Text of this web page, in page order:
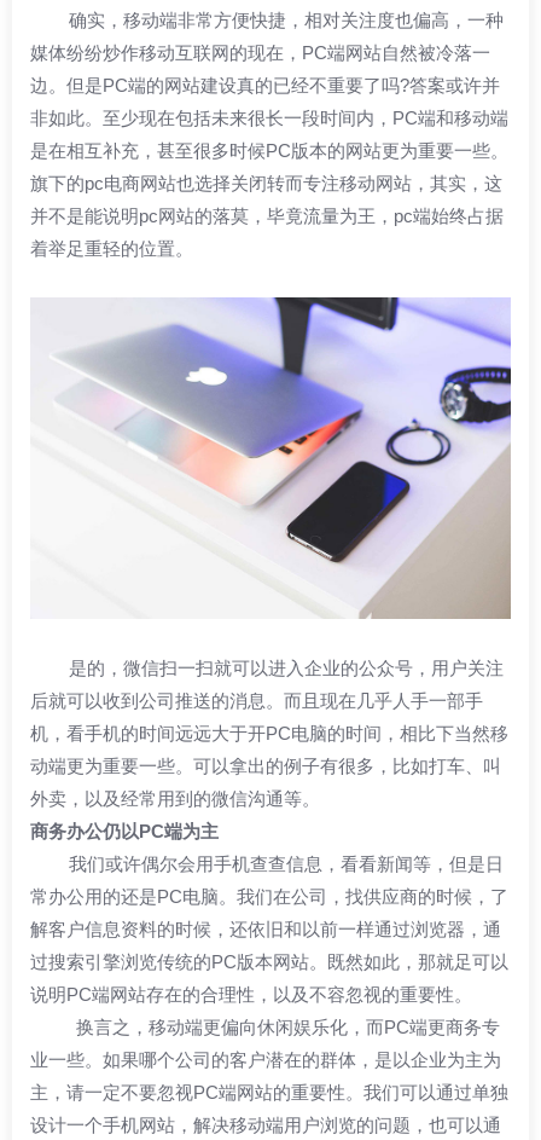
确实，移动端非常方便快捷，相对关注度也偏高，一种
媒体纷纷炒作移动互联网的现在，PC端网站自然被冷落一
边。但是PC端的网站建设真的已经不重要了吗?答案或许并
非如此。至少现在包括未来很长一段时间内，PC端和移动端
是在相互补充，甚至很多时候PC版本的网站更为重要一些。
旗下的pc电商网站也选择关闭转而专注移动网站，其实，这
并不是能说明pc网站的落莫，毕竟流量为王，pc端始终占据
着举足重轻的位置。
是的，微信扫一扫就可以进入企业的公众号，用户关注
后就可以收到公司推送的消息。而且现在几乎人手一部手
机，看手机的时间远远大于开PC电脑的时间，相比下当然移
动端更为重要一些。可以拿出的例子有很多，比如打车、叫
外卖，以及经常用到的微信沟通等。
商务办公仍以PC端为主
我们或许偶尔会用手机查查信息，看看新闻等，但是日
常办公用的还是PC电脑。我们在公司，找供应商的时候，了
解客户信息资料的时候，还依旧和以前一样通过浏览器，通
过搜索引擎浏览传统的PC版本网站。既然如此，那就足可以
说明PC端网站存在的合理性，以及不容忽视的重要性。
换言之，移动端更偏向休闲娱乐化，而PC端更商务专
业一些。如果哪个公司的客户潜在的群体，是以企业为主为
主，请一定不要忽视PC端网站的重要性。我们可以通过单独
设计一个手机网站，解决移动端用户浏览的问题，也可以通